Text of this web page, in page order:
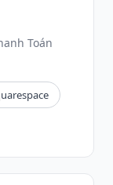
Toán